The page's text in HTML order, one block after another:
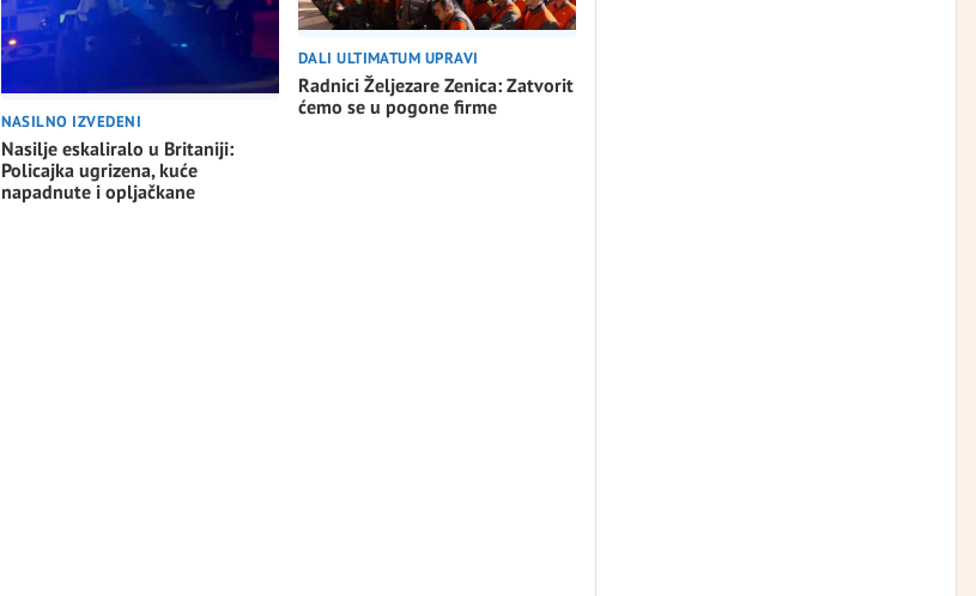
NASILNO IZVEDENI
Nasilje eskaliralo u Britaniji:
Policajka ugrizena, kuće
napadnute i opljačkane
DALI ULTIMATUM UPRAVI
Radnici Željezare Zenica: Zatvorit
ćemo se u pogone firme